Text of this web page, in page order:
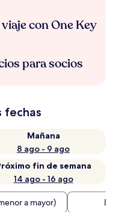
con One Key
para socios
fechas
Mañana
8 ago - 9 ago
fin de semana
14 ago - 16 ago
a mayor)